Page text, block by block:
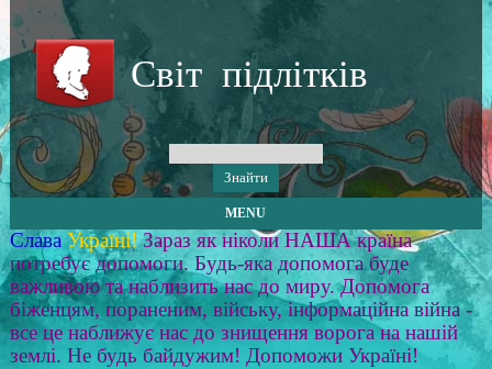
Світ підлітків
MENU
Слава Україні! Зараз як ніколи НАША країна
потребує допомоги. Будь-яка допомога буде
важливою та наблизить нас до миру. Допомога
біженцям, пораненим, війську, інформаційна війна -
все це наближує нас до знищення ворога на нашій
землі. Не будь байдужим! Допоможи Україні!